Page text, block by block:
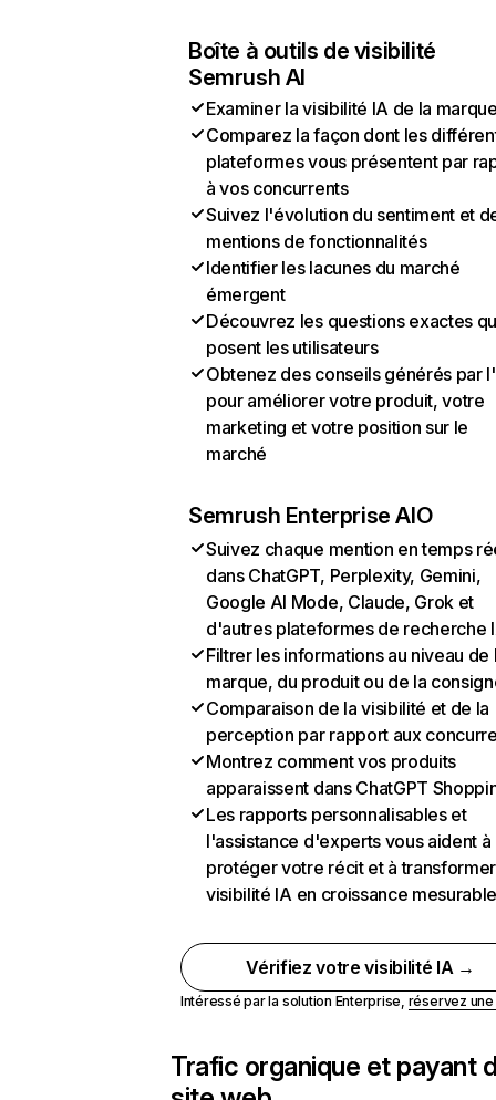
Boîte à outils de visibilité
Semrush AI
Examiner la visibilité IA de la
Comparez la façon dont les
plateformes vous présentent par
à vos concurrents
Suivez l'évolution du sentiment et
mentions de fonctionnalités
Identifier les lacunes du marché
émergent
Découvrez les questions exactes
posent les utilisateurs
Obtenez des conseils générés par
pour améliorer votre produit, votre
marketing et votre position sur le
marché
Semrush Enterprise AIO
Suivez chaque mention en temps
dans ChatGPT, Perplexity, Gemini,
Google AI Mode, Claude, Grok et
d'autres plateformes de recherche
Filtrer les informations au niveau de
marque, du produit ou de la
Comparaison de la visibilité et de la
perception par rapport aux
Montrez comment vos produits
apparaissent dans ChatGPT
Les rapports personnalisables et
l'assistance d'experts vous aident à
protéger votre récit et à
visibilité IA en croissance
Vérifiez votre visibilité IA →
Intéressé par la solution Enterprise, réservez
Trafic organique et payant